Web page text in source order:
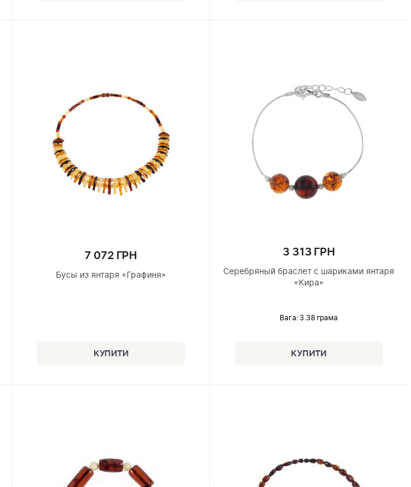
7 072 ГРН
Бусы из янтаря «Графиня»
3 313 ГРН
Серебряный браслет с шариками янтаря
«Кира»
Вага: 3.38 грама